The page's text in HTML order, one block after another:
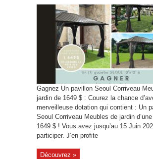
Gagnez Un pavillon Seoul Corriveau
jardin de 1649 $ : Courez la chance
merveilleuse dotation qui contient : Un
Seoul Corriveau Meubles de jardin
1649 $ ! Vous avez jusqu’au 15 Juin
participer. J’en profite
Découvrez »